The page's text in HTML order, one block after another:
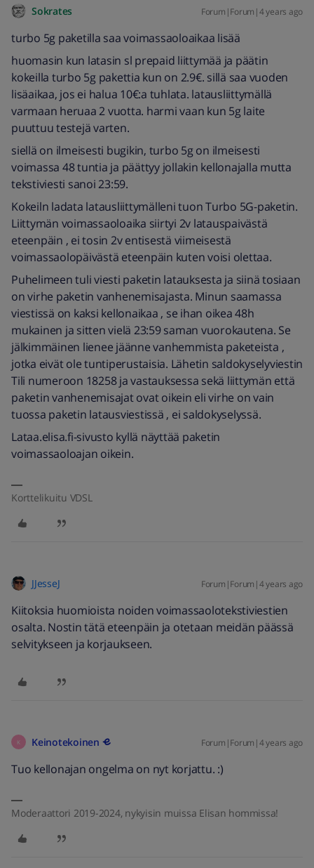
Sokrates Forum|Forum|4 years ago
turbo 5g paketilla saa voimassaoloaikaa lisää
huomasin kun latasin sl prepaid liittymää ja päätin
kokeilla turbo 5g pakettia kun on 2.9€. sillä saa vuoden
lisäaikaa, jos ei halua 10€:a tuhlata. latausliittymällä
varmaan heruaa 2 vuotta. harmi vaan kun 5g laite
puuttuu testejä varten.
siellä on ilmeisesti bugikin, turbo 5g on ilmeisesti
voimassa 48 tuntia ja päättyy jollakin kellonajalla mutta
tekstiviesti sanoi 23:59.
Kokeiln ladata latausliittymälleni tuon Turbo 5G-paketin.
Liittymän voimassaoloaika siirtyi 2v latauspaivästä
eteenpäin , ei tosin 2v entisestä viimeisestä
voimassaolopäivästä eteenpäin kuten voisi olettaa.
Puhelimeen tuli viesti paketin latauksesta ja siinä tosiaan
on virhe paketin vanhenemisajasta. Minun saamassa
viestissä on kaksi kellonaikaa , se ihan oikea 48h
mukainen ja sitten vielä 23:59 saman vuorokautena. Se
jälkimmäinen lienee jäänne vanhemmista paketeista ,
jotka eivät ole tuntiperustaisia. Lähetin saldokyselyviestin
Tili numeroon 18258 ja vastauksessa sekä liittymän että
paketin vanhenemisajat ovat oikein eli virhe on vain
tuossa paketin latausviestissä , ei saldokyselyssä.
Lataa.elisa.fi-sivusto kyllä näyttää paketin
voimassaoloajan oikein.
Korttelikuitu VDSL
JJesseJ Forum|Forum|4 years ago
Kiitoksia huomioista noiden voimassaolotekstiviestien
osalta. Nostin tätä eteenpäin ja otetaan meidän päässä
selvitykseen ja korjaukseen.
K Keinotekoinen Forum|Forum|4 years ago
Tuo kellonajan ongelma on nyt korjattu. :)
Moderaattori 2019-2024, nykyisin muissa Elisan hommissa!